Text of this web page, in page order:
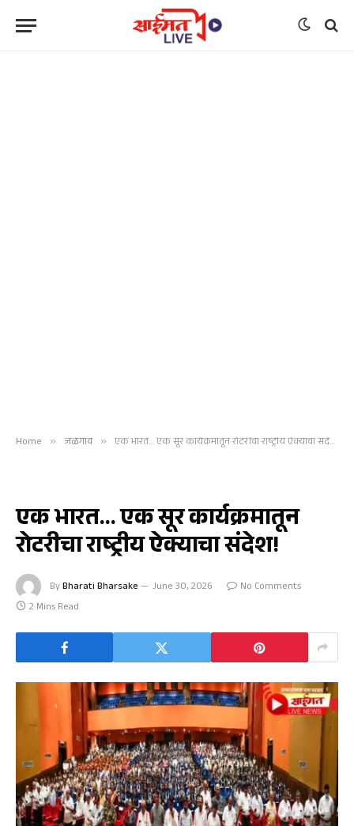
Home » जळगाव » एक भारत… एक सूर कार्यक्रमातून रोटरीचा राष्ट्रीय ऐक्याचा संदेश!
एक भारत… एक सूर कार्यक्रमातून
रोटरीचा राष्ट्रीय ऐक्याचा संदेश!
ByBharati Bharsake June 30, 2026
No Comments
2 Mins Read